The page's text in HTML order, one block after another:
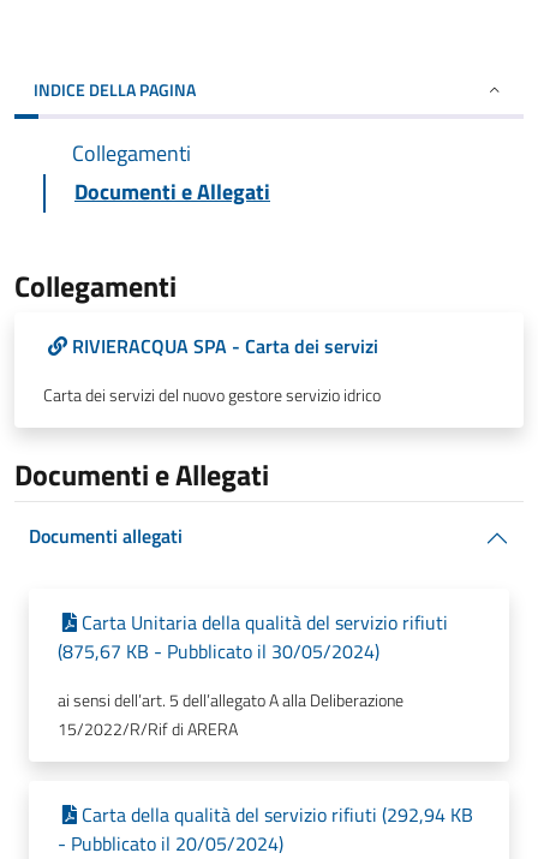
INDICE DELLA PAGINA
Collegamenti
Documenti e Allegati
Collegamenti
RIVIERACQUA SPA - Carta dei servizi
Carta dei servizi del nuovo gestore servizio idrico
Documenti e Allegati
Documenti allegati
Carta Unitaria della qualità del servizio rifiuti
(875,67 KB - Pubblicato il 30/05/2024)
ai sensi dell’art. 5 dell’allegato A alla Deliberazione
15/2022/R/Rif di ARERA
Carta della qualità del servizio rifiuti (292,94 KB
- Pubblicato il 20/05/2024)